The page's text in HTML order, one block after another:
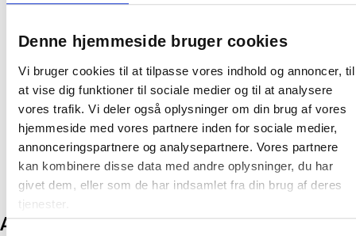
Denne hjemmeside bruger cookies
Vi bruger cookies til at tilpasse vores indhold og annoncer, til
at vise dig funktioner til sociale medier og til at analysere
vores trafik. Vi deler også oplysninger om din brug af vores
hjemmeside med vores partnere inden for sociale medier,
annonceringspartnere og analysepartnere. Vores partnere
kan kombinere disse data med andre oplysninger, du har
givet dem, eller som de har indsamlet fra din brug af deres
tjenester.
Oprindelsesland: Indien
Producent: OB-Prepara
Tekniskdatablad
Andre kunder købte også